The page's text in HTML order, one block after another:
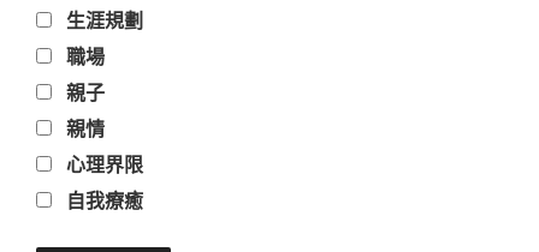
生涯規劃
職場
親子
親情
心理界限
自我療癒